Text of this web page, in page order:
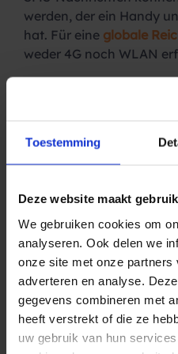
Toestemming
Deze website maakt
We gebruiken cookies om
analyseren. Ook delen we
onze site met onze partners
adverteren en analyse.
gegevens combineren met
heeft verstrekt of die ze
uw gebruik van hun
werden, der ein Handy
hat. Für eine globale
weder 4G noch WLAN
Sie müssen sich auch
Bei SMS gibt es nämlich
das Senden und
Dank praktischen
wer Ihre Nachrichten
Außerdem sind die
Nachrichten um ein
anderen digitalen
– Kostengünstig